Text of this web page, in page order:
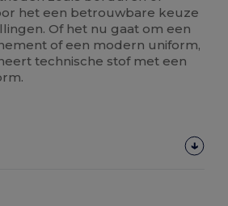
het een betrouwbare keuze
Of het nu gaat om een
of een modern uniform,
technische stof met een